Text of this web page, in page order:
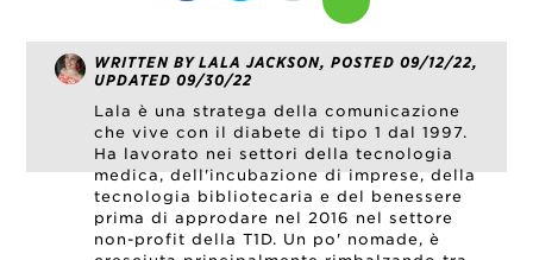
WRITTEN BY LALA JACKSON, POSTED 09/12/22,
UPDATED 09/30/22
Lala è una stratega della comunicazione
che vive con il diabete di tipo 1 dal 1997.
Ha lavorato nei settori della tecnologia
medica, dell'incubazione di imprese, della
tecnologia bibliotecaria e del benessere
prima di approdare nel 2016 nel settore
non-profit della T1D. Un po' nomade, è